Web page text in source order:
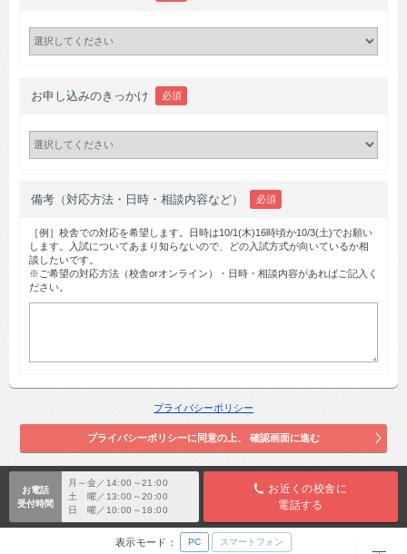
お申し込みのきっかけ 必須
備考（対応方法・日時・相談内容など） 必須
［例］校舎での対応を希望します。日時は10/1(木)16時頃か10/3(土)でお願い
します。入試についてあまり知らないので、どの入試方式が向いているか相
談したいです。
※ご希望の対応方法（校舎orオンライン）・日時・相談内容があればご記入く
ださい。
プライバシーポリシー
お電話
受付時間
月～金／14:00～21:00
土 曜／13:00～20:00
日 曜／10:00～18:00
お近くの校舎に
電話する
表示モード： PC スマートフォン